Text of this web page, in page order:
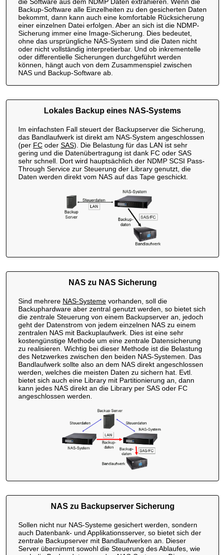
Backup-Software alle Einzelheiten zu den gesicherten Daten
bekommt, dann kann auch eine komfortable Rücksicherung
einer einzelnen Datei erfolgen. Aber an sich ist die NDMP-
Sicherung immer eine Image-Sicherung. Dies bedeutet,
ohne das ursprüngliche NAS-System sind die Daten nicht
oder nicht vollständig interpretierbar. Und ob inkrementelle
oder differentielle Sicherungen durchgeführt werden
können, hängt auch von dem Zusammenspiel zwischen
NAS und Backup-Software ab.
Lokales Backup eines NAS-Systems
Im einfachsten Fall steuert der Backupserver die Sicherung,
das Bandlaufwerk ist direkt am NAS-System angeschlossen
(per FCoder SAS). Die Belastung für das LAN ist sehr
gering und die Datenübertragung ist dank FC oder SAS
sehr schnell. Dort wird hauptsächlich der NDMP SCSI Pass-
Through Service zur Steuerung der Library genutzt, die
Daten werden direkt vom NAS auf das Tape geschickt.
NAS zu NAS Sicherung
Sind mehrere NAS-Systemevorhanden, soll die
Backuphardware aber zentral genutzt werden, so bietet sich
die zentrale Steuerung von einem Backupserver an, jedoch
geht der Datenstrom von jedem einzelnen NAS zu einem
zentralen NAS mit Backuplaufwerk. Dies ist eine sehr
kostengünstige Methode um eine zentrale Datensicherung
zu realisieren. Wichtig bei dieser Methode ist die Belastung
des Netzwerkes zwischen den beiden NAS-Systemen. Das
Bandlaufwerk sollte also an dem NAS direkt angeschlossen
werden, welches die meisten Daten zu sichern hat. Evtl.
bietet sich auch eine Library mit Partitionierung an, dann
kann jedes NAS direkt an die Library per SAS oder FC
angeschlossen werden.
NAS zu Backupserver Sicherung
Sollen nicht nur NAS-Systeme gesichert werden, sondern
auch Datenbank- und Applikationsserver, so bietet sich der
zentrale Backupserver mit Bandlaufwerken an. Dieser
Server übernimmt sowohl die Steuerung des Ablaufes, wie